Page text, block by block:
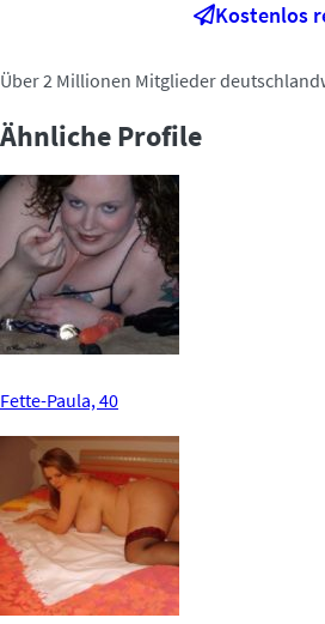
Kostenlos
Über 2 Millionen Mitglieder
Ähnliche Profile
Fette-Paula, 40